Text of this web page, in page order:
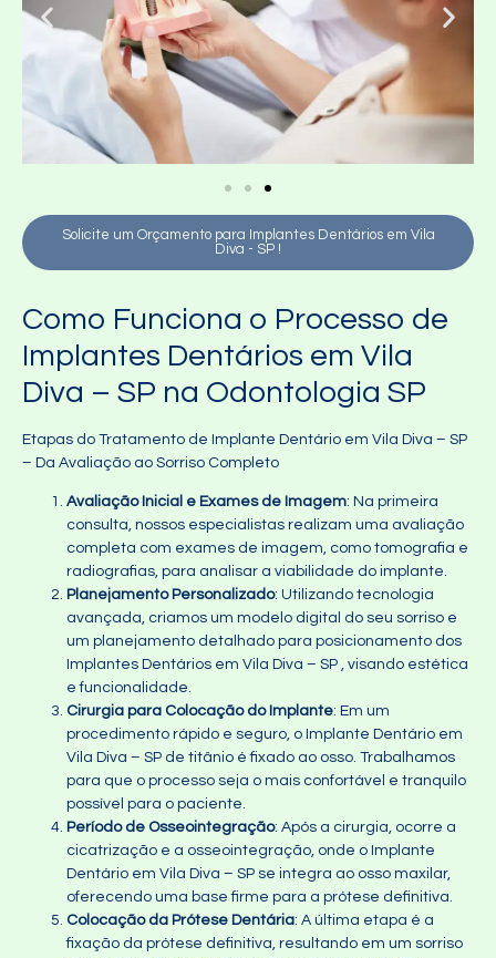
Solicite um Orçamento para Implantes Dentários em Vila
Diva - SP !
Como Funciona o Processo de
Implantes Dentários em Vila
Diva – SP na Odontologia SP
Etapas do Tratamento de Implante Dentário em Vila Diva – SP
– Da Avaliação ao Sorriso Completo
Avaliação Inicial e Exames de Imagem: Na primeira
consulta, nossos especialistas realizam uma avaliação
completa com exames de imagem, como tomografia e
radiografias, para analisar a viabilidade do implante.
Planejamento Personalizado: Utilizando tecnologia
avançada, criamos um modelo digital do seu sorriso e
um planejamento detalhado para posicionamento dos
Implantes Dentários em Vila Diva – SP , visando estética
e funcionalidade.
Cirurgia para Colocação do Implante: Em um
procedimento rápido e seguro, o Implante Dentário em
Vila Diva – SP de titânio é fixado ao osso. Trabalhamos
para que o processo seja o mais confortável e tranquilo
possível para o paciente.
Período de Osseointegração: Após a cirurgia, ocorre a
cicatrização e a osseointegração, onde o Implante
Dentário em Vila Diva – SP se integra ao osso maxilar,
oferecendo uma base firme para a prótese definitiva.
Colocação da Prótese Dentária: A última etapa é a
fixação da prótese definitiva, resultando em um sorriso